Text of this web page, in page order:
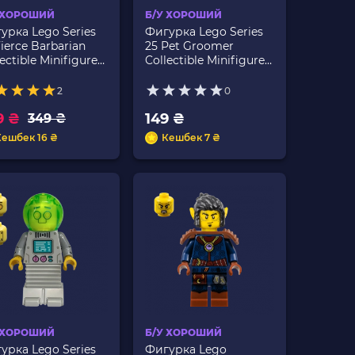
Lego Series
Barbarian
Minifigures
2
349 ₴
₴
16 ₴
Б/У ХОРОШИЙ
Фигурка Lego Series
25 Pet Groomer
Collectible Minifigures
0
149 ₴
Кешбек 7 ₴
Lego Series
Б/У ХОРОШИЙ
Фигурка Lego